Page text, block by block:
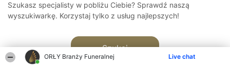
ORŁY Branży Funeralnej Live chat
Szukasz specjalisty w pobliżu Ciebie? Sprawdź naszą
wyszukiwarkę. Korzystaj tylko z usług najlepszych!
Szukaj